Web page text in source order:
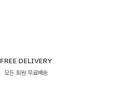
FREE DELIVERY
모든 회원 무료배송